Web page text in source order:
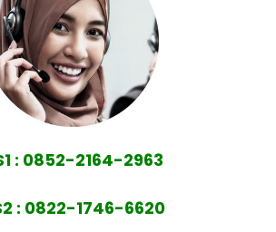
: 0852-2164-2963
: 0822-1746-6620